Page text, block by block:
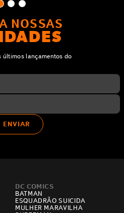
NOSSAS
últimos lançamentos do
ENVIAR
DC COMICS
BATMAN
ESQUADRÃO SUICIDA
MULHER MARAVILHA